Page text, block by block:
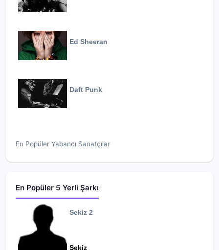
Ed Sheeran
Daft Punk
En Popüler Yabancı Sanatçılar
En Popüler 5 Yerli Şarkı
Sekiz 2
Sekiz